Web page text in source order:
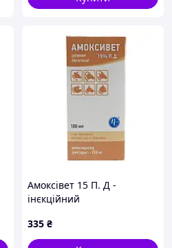
Амоксівет 15 П. Д -
інєкційний
препарат 100 мл
335 ₴